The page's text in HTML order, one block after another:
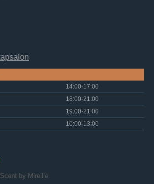
14:00-17:00
18:00-21:00
19:00-21:00
10:00-13:00
by Mireille